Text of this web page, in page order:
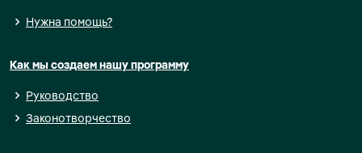
Как мы создаем нашу программу
Руководство
Законотворчество
Нужна помощь?